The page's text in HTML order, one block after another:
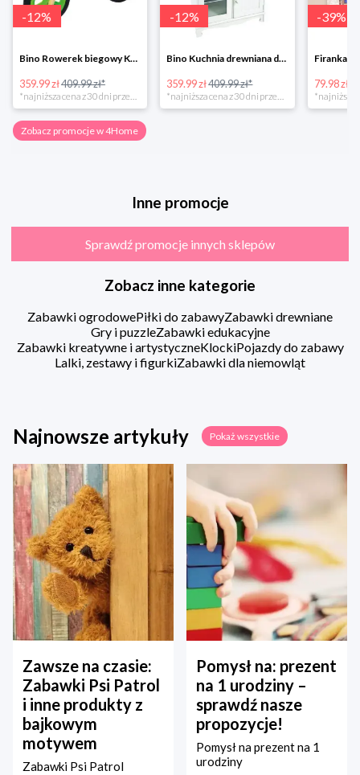
-12%
Bino Rowerek biegowy Krecik
359.99 zł409.99 zł*
-12%
Bino Kuchnia drewniana dla dzieci Provence
359.99 zł409.99 zł*
-39%
79.98 zł
Zobacz promocje w 4Home
Inne promocje
Sprawdź promocje innych sklepów
Zobacz inne kategorie
Zabawki ogrodowePiłki do zabawyZabawki drewniane
Gry i puzzleZabawki edukacyjne
Zabawki kreatywne i artystyczneKlockiPojazdy do zabawy
Lalki, zestawy i figurkiZabawki dla niemowląt
Najnowsze artykuły Pokaż wszystkie
Zawsze na czasie:
Zabawki Psi Patrol
i inne produkty z
bajkowym
motywem
Zabawki Psi Patrol
Pomysł na: prezent
na 1 urodziny –
sprawdź nasze
propozycje!
Pomysł na prezent na 1
urodziny